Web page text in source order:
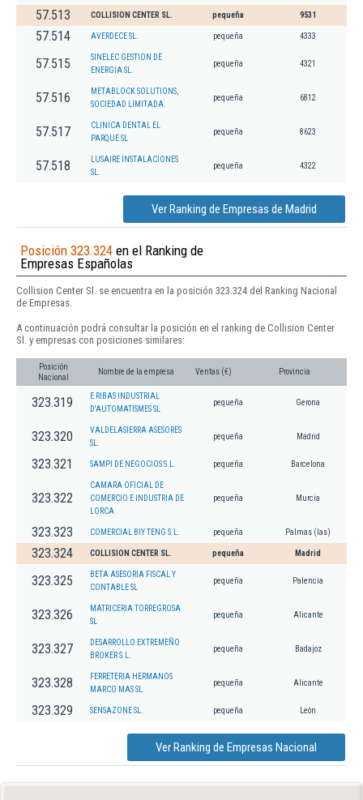
57.513 COLLISION CENTER SL. pequeña 9531
57.514 AVERDECE SL. pequeña 4333
57.515
SINELEC GESTION DE
ENERGIA SL.
pequeña 4321
57.516
METABLOCK SOLUTIONS,
SOCIEDAD LIMITADA.
pequeña 6812
57.517
CLINICA DENTAL EL
PARQUE SL
pequeña 8623
57.518
LUSAIRE INSTALACIONES
SL.
pequeña 4322
Ver Ranking de Empresas de Madrid
Posición 323.324 en el Ranking de
Empresas Españolas
Collision Center Sl. se encuentra en la posición 323.324 del Ranking Nacional
de Empresas.
A continuación podrá consultar la posición en el ranking de Collision Center
Sl. y empresas con posiciones similares:
Posición
Nacional
Nombre de la empresa Ventas (€) Provincia
323.319
E RIBAS INDUSTRIAL
D'AUTOMATISMES SL
pequeña Gerona
323.320
VALDELASIERRA ASESORES
SL.
pequeña Madrid
323.321 SAMPI DE NEGOCIOS S.L. pequeña Barcelona
323.322
CAMARA OFICIAL DE
COMERCIO E INDUSTRIA DE
LORCA
pequeña Murcia
323.323 COMERCIAL BIY TENG S.L. pequeña Palmas (las)
323.324 COLLISION CENTER SL. pequeña Madrid
323.325
BETA ASESORIA FISCAL Y
CONTABLE SL
pequeña Palencia
323.326
MATRICERIA TORREGROSA
SL
pequeña Alicante
323.327
DESARROLLO EXTREMEÑO
BROKER S.L.
pequeña Badajoz
323.328
FERRETERIA HERMANOS
MARCO MAS SL
pequeña Alicante
323.329 SENSAZONE SL. pequeña León
Ver Ranking de Empresas Nacional